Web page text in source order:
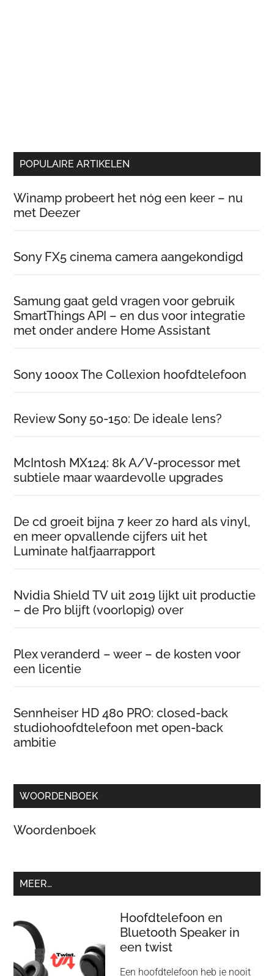
POPULAIRE ARTIKELEN
Winamp probeert het nóg een keer – nu
met Deezer
Sony FX5 cinema camera aangekondigd
Samung gaat geld vragen voor gebruik
SmartThings API – en dus voor integratie
met onder andere Home Assistant
Sony 1000x The Collexion hoofdtelefoon
Review Sony 50-150: De ideale lens?
McIntosh MX124: 8k A/V-processor met
subtiele maar waardevolle upgrades
De cd groeit bijna 7 keer zo hard als vinyl,
en meer opvallende cijfers uit het
Luminate halfjaarrapport
Nvidia Shield TV uit 2019 lijkt uit productie
– de Pro blijft (voorlopig) over
Plex veranderd – weer – de kosten voor
een licentie
Sennheiser HD 480 PRO: closed-back
studiohoofdtelefoon met open-back
ambitie
WOORDENBOEK
Woordenboek
MEER…
Hoofdtelefoon en
Bluetooth Speaker in
een twist
Een hoofdtelefoon heb je nooit